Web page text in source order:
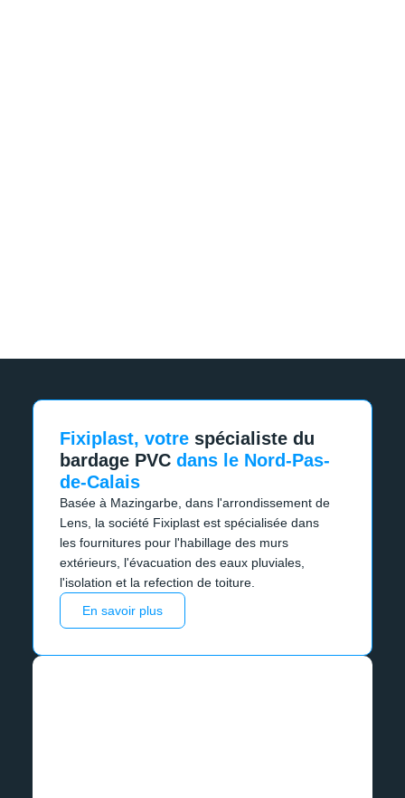
Fixiplast, votre spécialiste du
bardage PVC dans le Nord-Pas-
de-Calais
Basée à Mazingarbe, dans l'arrondissement de
Lens, la société Fixiplast est spécialisée dans
les fournitures pour l'habillage des murs
extérieurs, l'évacuation des eaux pluviales,
l'isolation et la refection de toiture.
En savoir plus